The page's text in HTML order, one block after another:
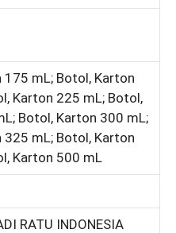
175 mL; Botol, Karton
Karton 225 mL; Botol,
Botol, Karton 300 mL;
325 mL; Botol, Karton
Karton 500 mL
RATU INDONESIA